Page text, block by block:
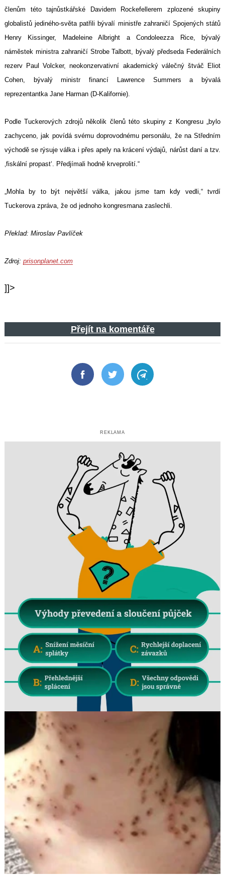
členům této tajnůstkářské Davidem Rockefellerem zplozené skupiny
globalistů jediného-světa patřili bývalí ministře zahraničí Spojených států
Henry Kissinger, Madeleine Albright a Condoleezza Rice, bývalý
náměstek ministra zahraničí Strobe Talbott, bývalý předseda Federálních
rezerv Paul Volcker, neokonzervativní akademický válečný štváč Eliot
Cohen, bývalý ministr financí Lawrence Summers a bývalá
reprezentantka Jane Harman (D-Kalifornie).
Podle Tuckerových zdrojů několik členů této skupiny z Kongresu „bylo
zachyceno, jak povídá svému doprovodnému personálu, že na Středním
východě se rýsuje válka i přes apely na krácení výdajů, nárůst daní a tzv.
‚fiskální propast‘. Předjímali hodně krveprolití.“
„Mohla by to být největší válka, jakou jsme tam kdy vedli,“ tvrdí
Tuckerova zpráva, že od jednoho kongresmana zaslechli.
Překlad: Miroslav Pavlíček
Zdroj: prisonplanet.com
]]>
Přejít na komentáře
FacebookTwitter Telegram
REKLAMA